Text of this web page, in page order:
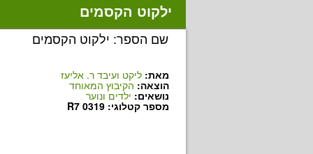
ילקוט הקסמים
שם הספר: ילקוט הקסמים
מאת: ליקט ועיבד ר. אליעז
הוצאה: הקיבוץ המאוחד
נושאים: ילדים ונוער
מספר קטלוגי: R7 0319